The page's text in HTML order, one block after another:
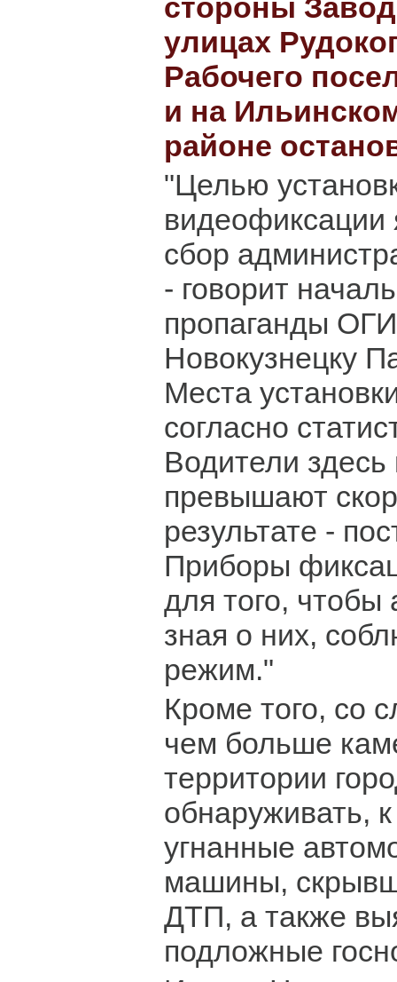
стороны
улицах
Рабочего
и на
районе
"Целью
видеофиксации
сбор
- говорит
пропаганды
Новокузнецку
Места
согласно
Водители здесь
превышают
результате -
Приборы
для того,
зная о них,
режим."
Кроме того, со
чем больше
территории
обнаруживать,
угнанные
машины,
ДТП, а также
подложные